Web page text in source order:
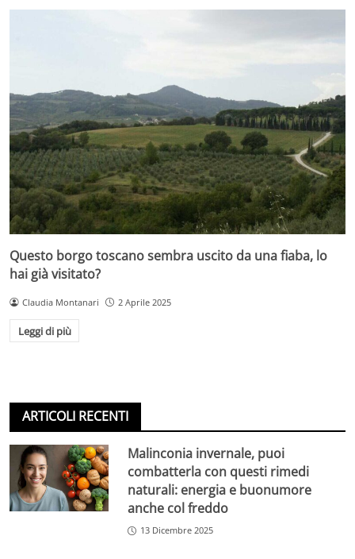
Questo borgo toscano sembra uscito da una fiaba, lo
hai già visitato?
Claudia Montanari 2 Aprile 2025
Leggi di più
ARTICOLI RECENTI
Malinconia invernale, puoi
combatterla con questi rimedi
naturali: energia e buonumore
anche col freddo
13 Dicembre 2025